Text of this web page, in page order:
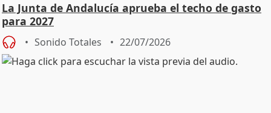
La Junta de Andalucía aprueba el techo de gasto
para 2027
Sonido Totales 22/07/2026